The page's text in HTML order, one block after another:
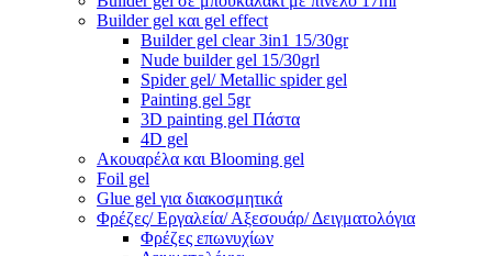
Builder gel και gel effect
Builder gel clear 3in1 15/30gr
Nude builder gel 15/30grl
Spider gel/ Metallic spider gel
Painting gel 5gr
3D painting gel Πάστα
4D gel
Ακουαρέλα και Blooming gel
Foil gel
Glue gel για διακοσμητικά
Φρέζες/ Εργαλεία/ Αξεσουάρ/ Δειγματολόγια
Φρέζες επωνυχίων